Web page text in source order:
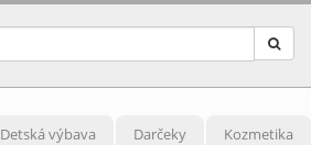
Detská výbava Darčeky Kozmetika